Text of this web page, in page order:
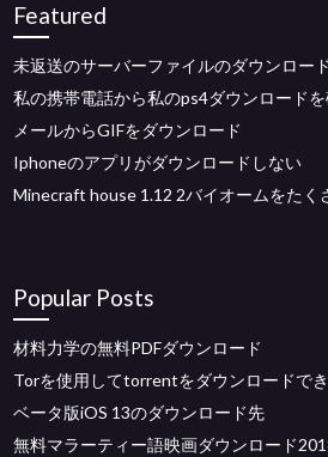
Featured
未返送のサーバーファイルのダウンロード
私の携帯電話から私のps4ダウンロード
メールからGIFをダウンロード
Iphoneのアプリがダウンロードしない
Minecraft house 1.12 2バイオームをたく
Popular Posts
材料力学の無料PDFダウンロード
Torを使用してtorrentをダウンロードで
ベータ版iOS 13のダウンロード先
無料マラーティー語映画ダウンロード